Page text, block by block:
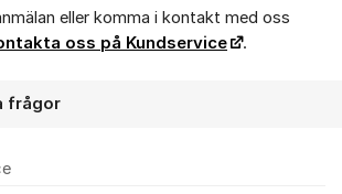
eller komma i kontakt med oss
oss på Kundservice .
frågor